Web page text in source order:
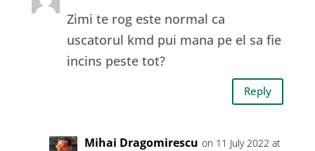
Zimi te rog este normal ca
uscatorul kmd pui mana pe el sa fie
incins peste tot?
Reply
Mihai Dragomirescu on 11 July 2022 at